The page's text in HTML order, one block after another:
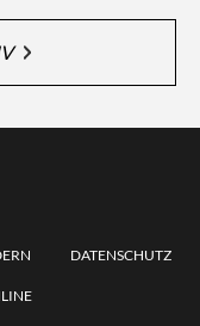
DATENSCHUTZ